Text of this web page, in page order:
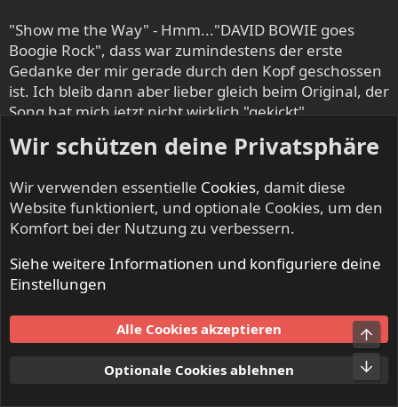
"Show me the Way" - Hmm..."DAVID BOWIE goes
Boogie Rock", dass war zumindestens der erste
Gedanke der mir gerade durch den Kopf geschossen
ist. Ich bleib dann aber lieber gleich beim Original, der
Song hat mich jetzt nicht wirklich "gekickt".
"Recycled Pt.1" - Mit dem Stück rennst du bei mir
Schlagseite höre ich da ebenfalls direkt raus und
speziell deren "2112" Opus gehört zu meinen
absoluten Alltime Klassikern! P.S. Der Zwischenpart
ab ca. 3:30 ist ja mal die absolute Geilerei in Tüten.
"Listen" - Sehr schöne verträumte Ballade für die
etwas ruhigeren Stunden, mag ich. Die von dir
beschriebenen "Early AOR" - Einflüsse machen mich
Wir schützen deine Privatsphäre
Wir verwenden essentielle Cookies, damit diese
Website funktioniert, und optionale Cookies, um den
Komfort bei der Nutzung zu verbessern.
Siehe weitere Informationen und konfiguriere deine
Einstellungen
Alle Cookies akzeptieren
Optionale Cookies ablehnen